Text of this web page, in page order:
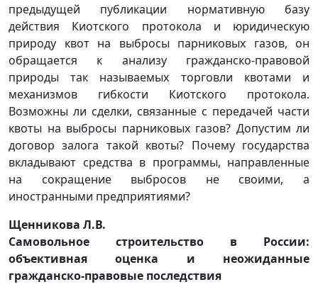
предыдущей публикации нормативную базу
действия Киотского протокола и юридическую
природу квот на выбросы парниковых газов, он
обращается к анализу гражданско-правовой
природы так называемых торговли квотами и
механизмов гибкости Киотского протокола.
Возможны ли сделки, связанные с передачей части
квоты на выбросы парниковых газов? Допустим ли
договор залога такой квоты? Почему государства
вкладывают средства в программы, направленные
на сокращение выбросов не своими, а
иностранными предприятиями?
Щенникова Л.В.
Самовольное строительство в России:
объективная оценка и неожиданные
гражданско-правовые последствия